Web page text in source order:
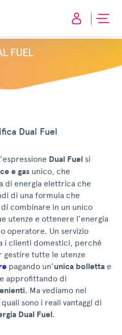
FUEL
Dual Fuel
Dual Fuel si
e gas unico, che
di energia elettrica che
di una formula che
combinare in un unico
utenze e ottenere l’energia
operatore. Un servizio
i clienti domestici, perché
gestire tutte le utenze
pagando un’unica bolletta e
approfittando di
. Ma vediamo nel
sono i reali vantaggi di
Dual Fuel.